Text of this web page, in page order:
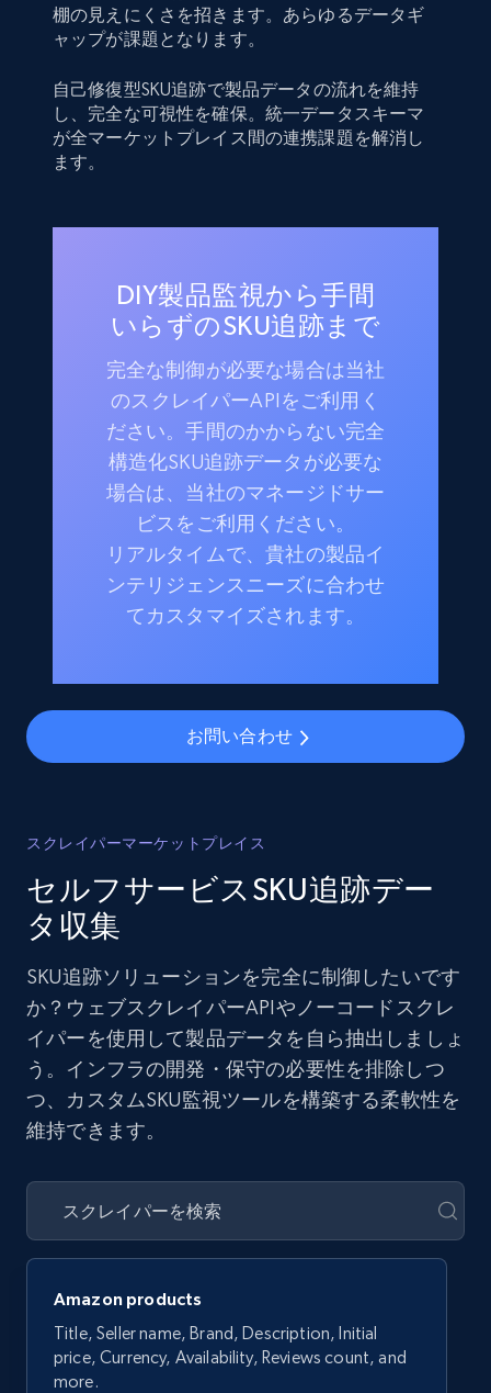
棚の見えにくさを招きます。あらゆるデータギ
ャップが課題となります。
自己修復型SKU追跡で製品データの流れを維持
し、完全な可視性を確保。統一データスキーマ
が全マーケットプレイス間の連携課題を解消し
ます。
DIY製品監視から手間
いらずのSKU追跡まで
完全な制御が必要な場合は当社
のスクレイパーAPIをご利用く
ださい。手間のかからない完全
構造化SKU追跡データが必要な
場合は、当社のマネージドサー
ビスをご利用ください。
リアルタイムで、貴社の製品イ
ンテリジェンスニーズに合わせ
てカスタマイズされます。
お問い合わせ
スクレイパーマーケットプレイス
セルフサービスSKU追跡デー
タ収集
SKU追跡ソリューションを完全に制御したいです
か？ウェブスクレイパーAPIやノーコードスクレ
イパーを使用して製品データを自ら抽出しましょ
う。インフラの開発・保守の必要性を排除しつ
つ、カスタムSKU監視ツールを構築する柔軟性を
維持できます。
Amazon products
Title, Seller name, Brand, Description, Initial
price, Currency, Availability, Reviews count, and
more.